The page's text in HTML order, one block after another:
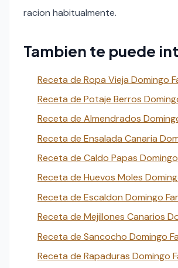
racion habitualmente.
Tambien te puede
Receta de Ropa Vieja Domingo
Receta de Potaje Berros
Receta de Almendrados
Receta de Ensalada Canaria
Receta de Caldo Papas
Receta de Huevos Moles
Receta de Escaldon Domingo
Receta de Mejillones Canarios
Receta de Sancocho Domingo
Receta de Rapaduras Domingo